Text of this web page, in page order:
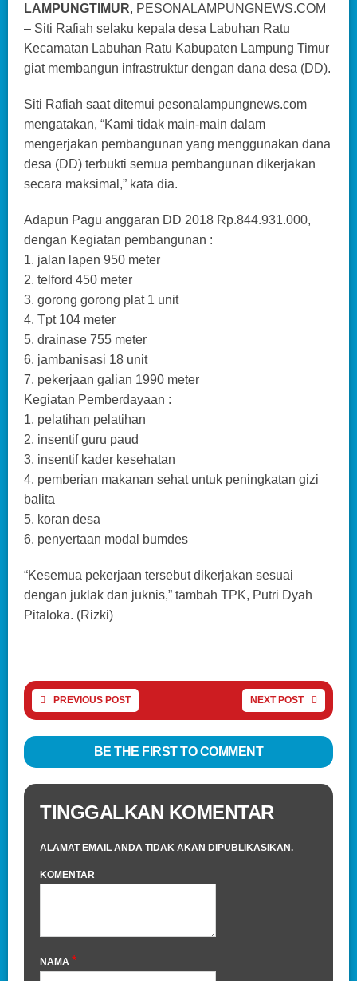
LAMPUNGTIMUR, PESONALAMPUNGNEWS.COM
– Siti Rafiah selaku kepala desa Labuhan Ratu
Kecamatan Labuhan Ratu Kabupaten Lampung Timur
giat membangun infrastruktur dengan dana desa (DD).
Siti Rafiah saat ditemui pesonalampungnews.com
mengatakan, “Kami tidak main-main dalam
mengerjakan pembangunan yang menggunakan dana
desa (DD) terbukti semua pembangunan dikerjakan
secara maksimal,” kata dia.
Adapun Pagu anggaran DD 2018 Rp.844.931.000,
dengan Kegiatan pembangunan :
1. jalan lapen 950 meter
2. telford 450 meter
3. gorong gorong plat 1 unit
4. Tpt 104 meter
5. drainase 755 meter
6. jambanisasi 18 unit
7. pekerjaan galian 1990 meter
Kegiatan Pemberdayaan :
1. pelatihan pelatihan
2. insentif guru paud
3. insentif kader kesehatan
4. pemberian makanan sehat untuk peningkatan gizi
balita
5. koran desa
6. penyertaan modal bumdes
“Kesemua pekerjaan tersebut dikerjakan sesuai
dengan juklak dan juknis,” tambah TPK, Putri Dyah
Pitaloka. (Rizki)
PREVIOUS POST NEXT POST
BE THE FIRST TO COMMENT
TINGGALKAN KOMENTAR
ALAMAT EMAIL ANDA TIDAK AKAN DIPUBLIKASIKAN.
KOMENTAR
NAMA *